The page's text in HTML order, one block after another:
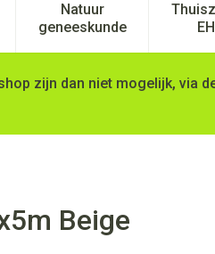
en kinderen categorie
voor Vitaliteit 50+
Natuur
geneeskunde
Toon submenu voor
zijn dan niet mogelijk, via
Beige